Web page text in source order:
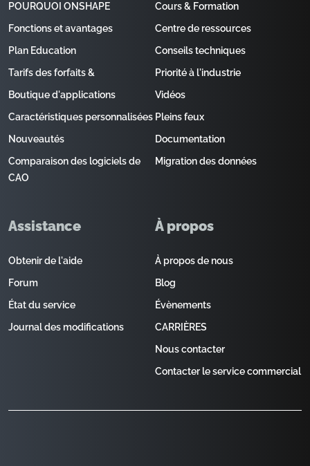
POURQUOI ONSHAPE
Fonctions et avantages
Plan Education
Tarifs des forfaits &
Boutique d'applications
Caractéristiques personnalisées
Nouveautés
Comparaison des logiciels de
CAO
Cours & Formation
Centre de ressources
Conseils techniques
Priorité à l'industrie
Vidéos
Pleins feux
Documentation
Migration des données
Assistance
Obtenir de l'aide
Forum
État du service
Journal des modifications
À propos
À propos de nous
Blog
Évènements
CARRIÈRES
Nous contacter
Contacter le service commercial